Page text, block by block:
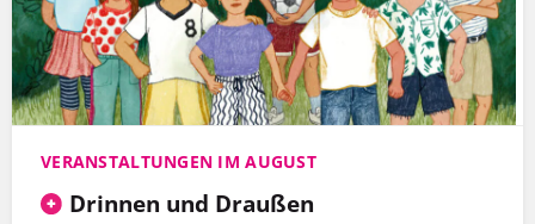
VERANSTALTUNGEN IM AUGUST
Drinnen und Draußen